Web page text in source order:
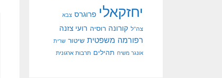
יחזקאלי פרוגרס צבא
צה"ל קורונה רוסיה רועי צזנה
רפורמה משפטית שיטור שרית
אונגר משיח תהילים תרבות ארגונית